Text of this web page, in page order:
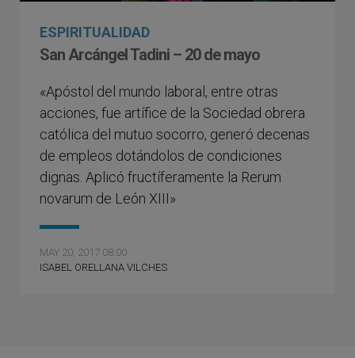
ESPIRITUALIDAD
San Arcángel Tadini – 20 de mayo
«Apóstol del mundo laboral, entre otras
acciones, fue artífice de la Sociedad obrera
católica del mutuo socorro, generó decenas
de empleos dotándolos de condiciones
dignas. Aplicó fructíferamente la Rerum
novarum de León XIII»
MAY 20, 2017 08:00
ISABEL ORELLANA VILCHES